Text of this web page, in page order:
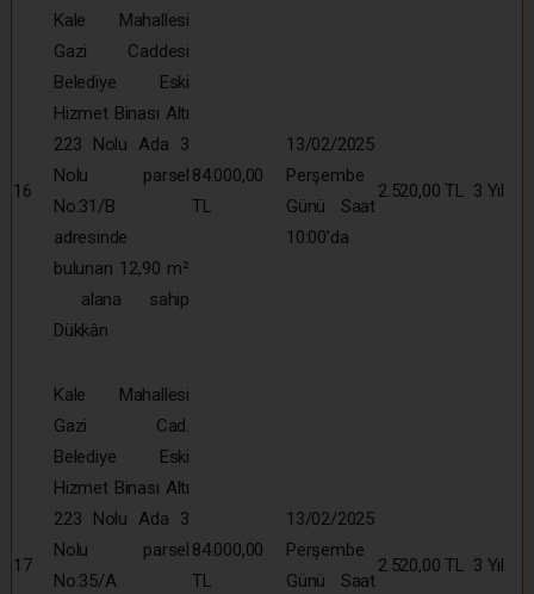
16
Kale Mahallesi
Gazi Caddesi
Belediye Eski
Hizmet Binası Altı
223 Nolu Ada 3
Nolu parsel
No:31/B
adresinde
bulunan 12,90 m²
alana sahip
Dükkân
84.000,00
TL
13/02/2025
Perşembe
Günü Saat
10:00’da
2.520,00 TL 3 Yıl
17
Kale Mahallesi
Gazi Cad.
Belediye Eski
Hizmet Binası Altı
223 Nolu Ada 3
Nolu parsel
No:35/A
84.000,00
TL
13/02/2025
Perşembe
Günü Saat
2.520,00 TL 3 Yıl